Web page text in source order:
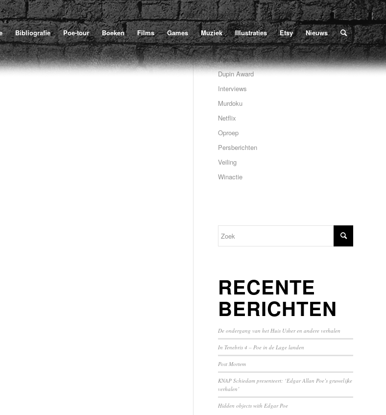
Bibliografie Poe-tour Boeken Films Games Muziek Illustraties Etsy Nieuws
U bevindt zich hier: Home / Poe / Nieuws / Veiling / Jean Chieze 1966
Agenda
Dupin Award
Interviews
Murdoku
Netflix
Oproep
Persberichten
Veiling
Winactie
RECENTE
BERICHTEN
De ondergang van het Huis Usher en andere verhalen
In Tenebris 4 – Poe in de Lage landen
Post Mortem
KNAP Schiedam presenteert: ‘Edgar Allan Poe’s gruwelijke
verhalen’
Hidden objects with Edgar Poe